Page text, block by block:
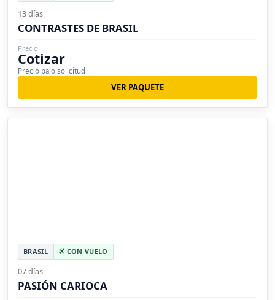
13 días
CONTRASTES DE BRASIL
Precio
Cotizar
Precio bajo solicitud
VER PAQUETE
BRASIL CON VUELO
07 días
PASIÓN CARIOCA